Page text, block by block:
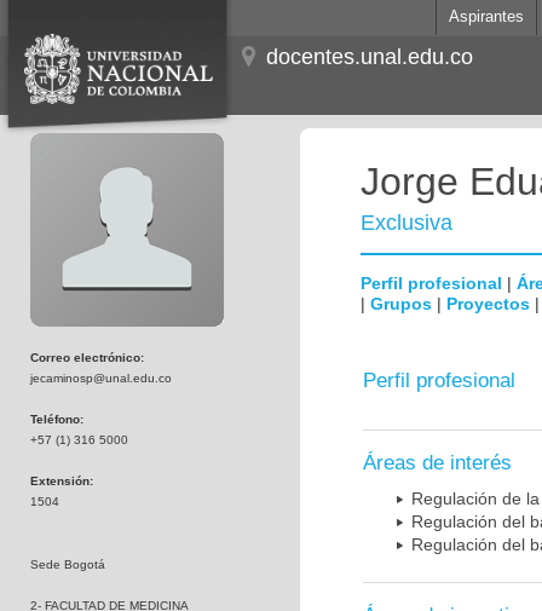
Aspirantes
docentes.unal.edu.co
Correo electrónico:
jecaminosp@unal.edu.co
Teléfono:
+57 (1) 316 5000
Extensión:
1504
Sede Bogotá
2- FACULTAD DE MEDICINA
Jorge
Exclusiva
Perfil profesional |
| Grupos | Proyectos
Perfil profesional
Áreas de interés
Regulación de
Regulación del
Regulación del